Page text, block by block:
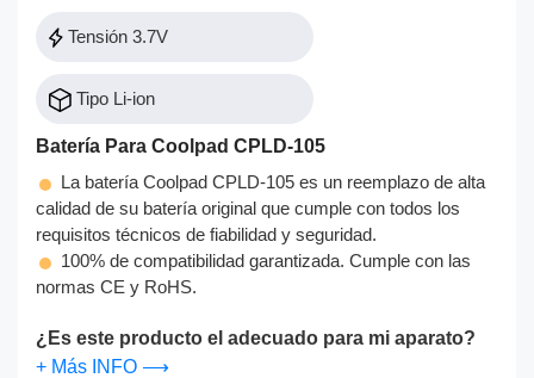
Tensión 3.7V
Tipo Li-ion
Batería Para Coolpad CPLD-105
La batería Coolpad CPLD-105 es un reemplazo de alta
calidad de su batería original que cumple con todos los
requisitos técnicos de fiabilidad y seguridad.
100% de compatibilidad garantizada. Cumple con las
normas CE y RoHS.
¿Es este producto el adecuado para mi aparato?
+ Más INFO ⟶